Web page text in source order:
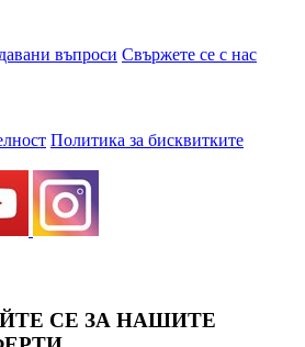
въпроси Свържете се с нас
Политика за бисквитките
СЕ ЗА НАШИТЕ